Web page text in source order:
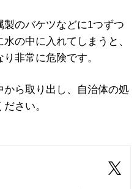
のバケツなどに1つずつ
の中に入れてしまうと、
非常に危険です。
ら取り出し、自治体の処
さい。